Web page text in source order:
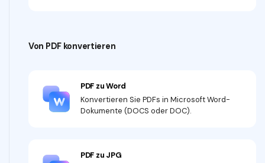
Von PDF konvertieren
PDF zu Word
Konvertieren Sie PDFs in Microsoft Word-
Dokumente (DOCS oder DOC).
PDF zu JPG